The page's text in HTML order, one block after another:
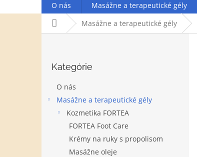
O nás Masážne a terapeutické gély
DomovMasážne a terapeutické gély
kategórie
Kategórie
O nás
Masážne a terapeutické gély
Kozmetika FORTEA
FORTEA Foot Care
Krémy na ruky s propolisom
Masážne oleje